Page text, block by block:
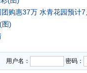
购惠37万 水青花园预计
图)
用户名： 密码：